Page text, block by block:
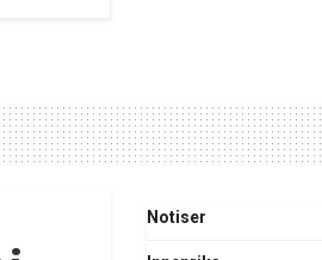
Notiser